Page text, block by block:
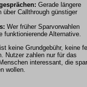
Gerade längere
über Callthrough günstiger
Wer früher Sparvorwahlen
Alternative.
keine Grundgebühr, keine
Nutzer zahlen nur für das
interessant, die
wollen.